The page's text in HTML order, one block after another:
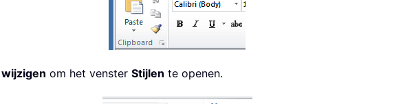
om het venster Stijlen te openen.